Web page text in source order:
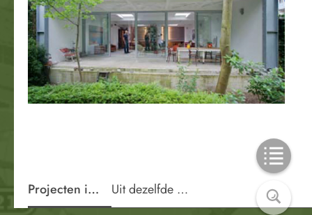
Projecten in de wijkUit dezelfde periode